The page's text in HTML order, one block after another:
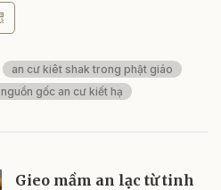
an cư kiêt shak trong phật giáo
nguồn gốc an cư kiết hạ
Gieo mầm an lạc từ tinh